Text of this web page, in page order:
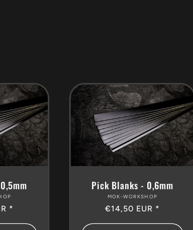
*
Pick Blanks - 0,6mm
Anbieter:
MOK-WORKSHOP
Normaler
Preis
€14,50 EUR *